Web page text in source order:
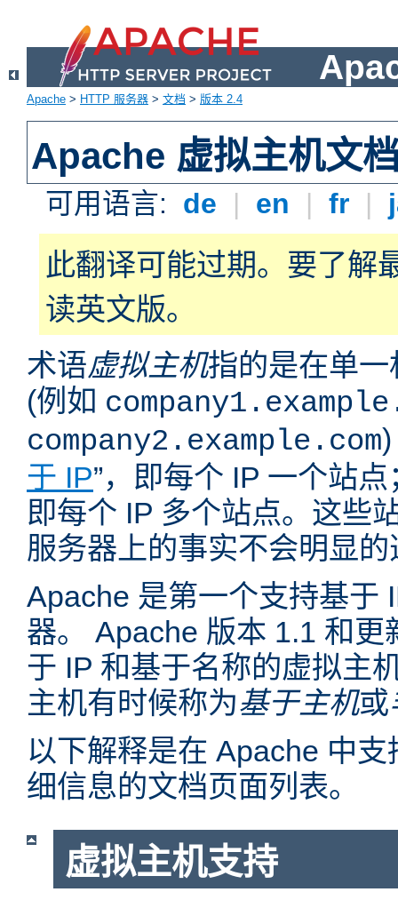
Apache > HTTP 服务器 > 文档 > 版本 2.4
Apache 虚拟主机文
可用语言: de | en | fr |
此翻译可能过期。要了解
读英文版。
术语虚拟主机指的是在单
(例如
company2.example.com)
于 IP”，即每个 IP 一个站点
即每个 IP 多个站点。这些
服务器上的事实不会明显
Apache 是第一个支持基于
器。 Apache 版本 1.1 和
于 IP 和基于名称的虚拟主
主机有时候称为基于主机或
以下解释是在 Apache 中
细信息的文档页面列表。
虚拟主机支持